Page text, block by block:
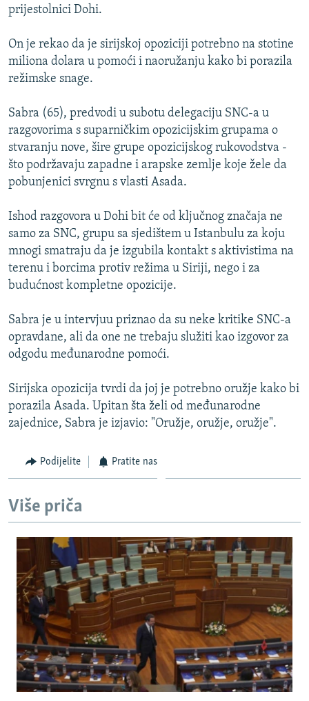
MOJA EVROPA
SVE KARTE DEJTONA
NASTANAK I RASPAD JUGOSLAVIJE
prijestolnici Dohi.
On je rekao da je sirijskoj opoziciji potrebno na stotine
miliona dolara u pomoći i naoružanju kako bi porazila
režimske snage.
Sabra (65), predvodi u subotu delegaciju SNC-a u
razgovorima s suparničkim opozicijskim grupama o
stvaranju nove, šire grupe opozicijskog rukovodstva -
što podržavaju zapadne i arapske zemlje koje žele da
pobunjenici svrgnu s vlasti Asada.
Ishod razgovora u Dohi bit će od ključnog značaja ne
samo za SNC, grupu sa sjedištem u Istanbulu za koju
mnogi smatraju da je izgubila kontakt s aktivistima na
terenu i borcima protiv režima u Siriji, nego i za
budućnost kompletne opozicije.
Sabra je u intervjuu priznao da su neke kritike SNC-a
opravdane, ali da one ne trebaju služiti kao izgovor za
odgodu međunarodne pomoći.
Sirijska opozicija tvrdi da joj je potrebno oružje kako bi
porazila Asada. Upitan šta želi od međunarodne
zajednice, Sabra je izjavio: "Oružje, oružje, oružje".
Podijelite Pratite nas
Više priča